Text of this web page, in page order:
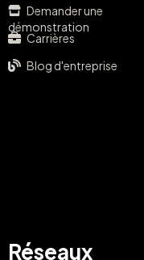
Demander une
démonstration
Carrières
Blog d'entreprise
Réseaux